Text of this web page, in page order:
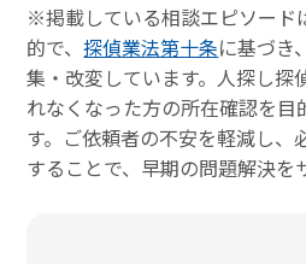
※掲載している相談エピソード
的で、探偵業法第十条に基づき
集・改変しています。人探し探
れなくなった方の所在確認を
す。ご依頼者の不安を軽減し、
することで、早期の問題解決を